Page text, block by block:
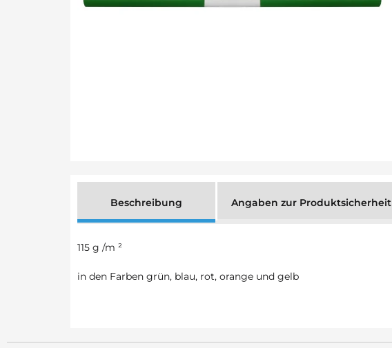
Beschreibung Angaben zur Produktsicherheit
115 g /m ²
in den Farben grün, blau, rot, orange und gelb